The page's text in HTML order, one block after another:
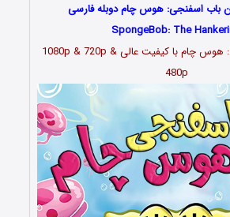
باب اسفنجی: هوس چام دوبله فارسی
SpongeBob: The
کارتون باب اسفنجی: هوس چام با کیفیت عالی 1080p & 720p &
480p